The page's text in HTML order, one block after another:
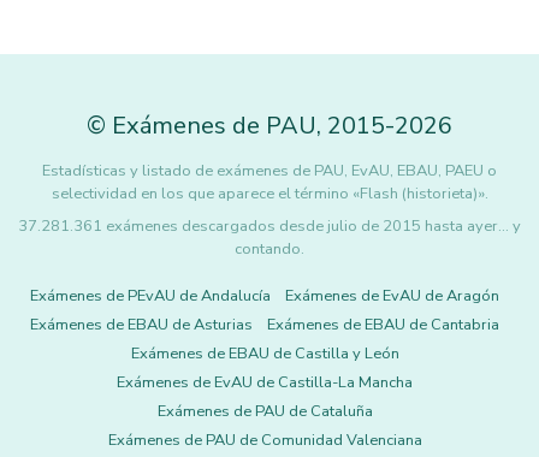
© Exámenes de PAU, 2015-2026
Estadísticas y listado de exámenes de PAU, EvAU, EBAU, PAEU o
selectividad en los que aparece el término «Flash (historieta)».
37.281.361 exámenes descargados desde julio de 2015 hasta ayer... y
contando.
Exámenes de PEvAU de Andalucía
Exámenes de EvAU de Aragón
Exámenes de EBAU de Asturias
Exámenes de EBAU de Cantabria
Exámenes de EBAU de Castilla y León
Exámenes de EvAU de Castilla-La Mancha
Exámenes de PAU de Cataluña
Exámenes de PAU de Comunidad Valenciana